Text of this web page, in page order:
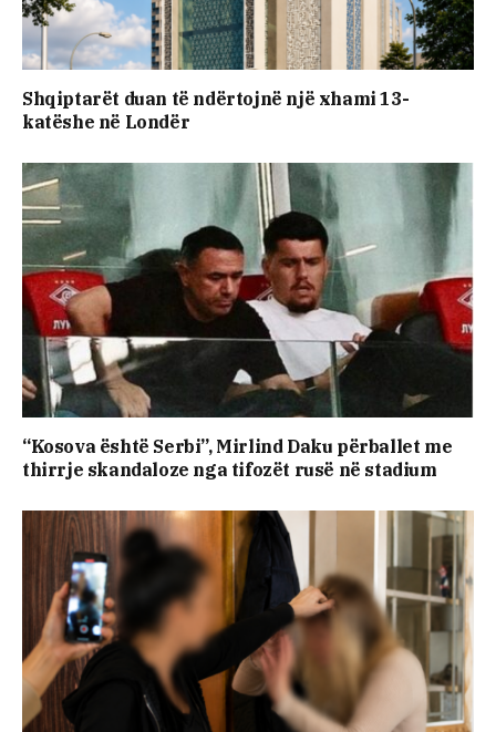
Shqiptarët duan të ndërtojnë një xhami 13-
katëshe në Londër
“Kosova është Serbi”, Mirlind Daku përballet me
thirrje skandaloze nga tifozët rusë në stadium